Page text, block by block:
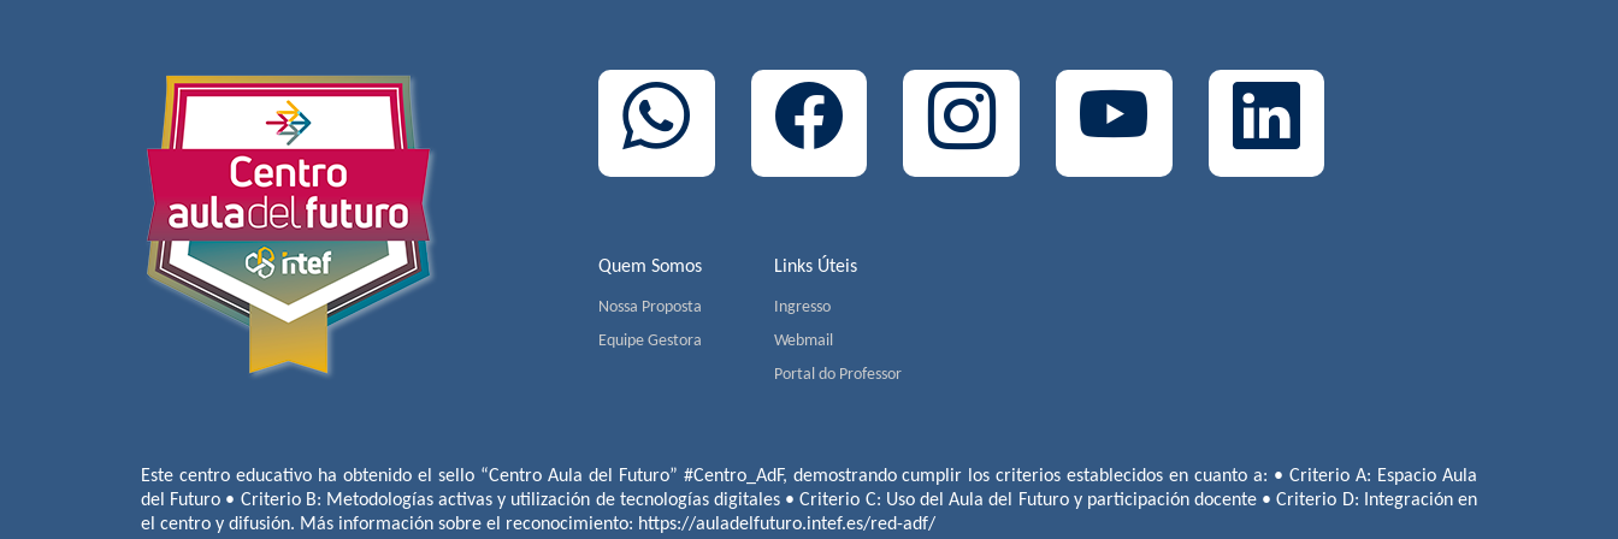
Quem Somos
Nossa Proposta
Equipe Gestora
Links Úteis
Ingresso
Webmail
Portal do Professor
Este centro educativo ha obtenido el sello “Centro Aula del Futuro” #Centro_AdF, demostrando cumplir los criterios establecidos en cuanto a: • Criterio A: Espacio Aula
del Futuro • Criterio B: Metodologías activas y utilización de tecnologías digitales • Criterio C: Uso del Aula del Futuro y participación docente • Criterio D: Integración en
el centro y difusión. Más información sobre el reconocimiento: https://auladelfuturo.intef.es/red-adf/